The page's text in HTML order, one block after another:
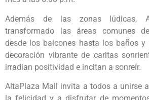
Además de las zonas lúdicas,
transformado las áreas comunes
desde los balcones hasta los baños y
decoración vibrante de caritas
irradian positividad e incitan a sonreír.
AltaPlaza Mall invita a todos a unirse